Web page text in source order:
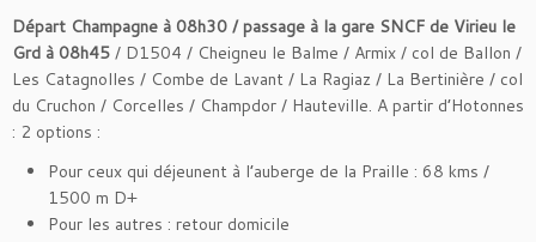
Départ Champagne à 08h30 / passage à la gare SNCF de Virieu le
Grd à 08h45 / D1504 / Cheigneu le Balme / Armix / col de Ballon /
Les Catagnolles / Combe de Lavant / La Ragiaz / La Bertinière / col
du Cruchon / Corcelles / Champdor / Hauteville. A partir d’Hotonnes
: 2 options :
Pour ceux qui déjeunent à l’auberge de la Praille : 68 kms /
1500 m D+
Pour les autres : retour domicile